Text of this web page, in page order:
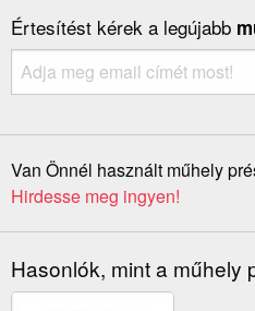
Értesítést kérek a legújabb
Van Önnél használt műhely
Hirdesse meg ingyen!
Hasonlók, mint a műhely